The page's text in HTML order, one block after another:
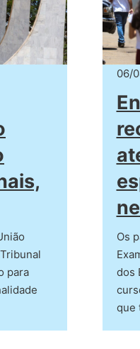
para
06/
Os
dos
que